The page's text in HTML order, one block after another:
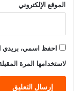
الموقع الإلكتروني
احفظ اسمي، بريدي
لاستخدامها المرة